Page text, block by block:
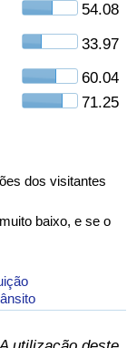
54.08
33.97
60.04
71.25
dos visitantes
baixo, e se o